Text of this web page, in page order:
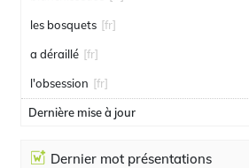
les bosquets [fr]
a déraillé [fr]
l'obsession [fr]
Dernière mise à jour
Dernier mot présentations